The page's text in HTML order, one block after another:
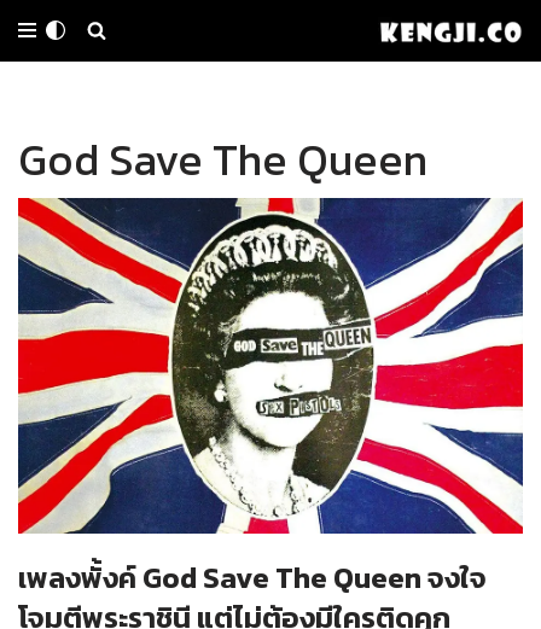
Skip
content
God Save The Queen
เพลงพั้งค์ God Save The Queen จงใจ
โจมตีพระราชินี แต่ไม่ต้องมีใครติดคุก